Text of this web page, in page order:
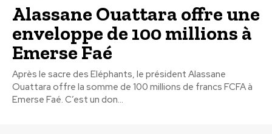
Alassane Ouattara offre une
enveloppe de 100 millions à
Emerse Faé
Après le sacre des Eléphants, le président Alassane
Ouattara offre la somme de 100 millions de francs FCFA à
Emerse Faé. C’est un don...